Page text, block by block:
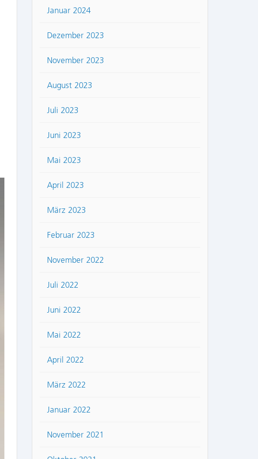
Januar 2024
Dezember 2023
November 2023
August 2023
Juli 2023
Juni 2023
Mai 2023
April 2023
März 2023
Februar 2023
November 2022
Juli 2022
Juni 2022
Mai 2022
April 2022
März 2022
Januar 2022
November 2021